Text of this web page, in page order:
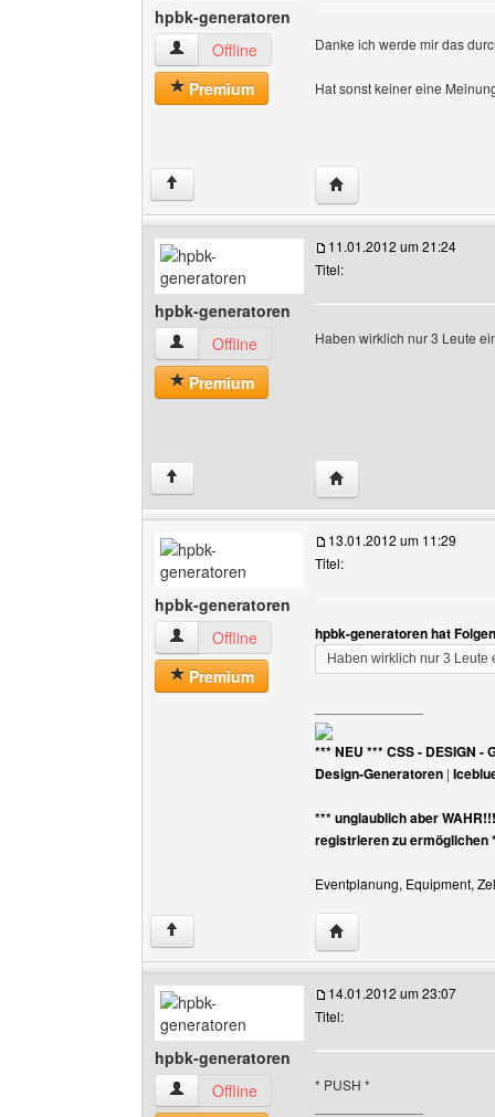
hpbk-generatoren
hpbk-generatoren Benutzer-Profile anzeigen
Offline
Premium
Danke ich werde mir das
Hat sonst keiner eine
↑ Website dieses
hpbk-generatoren
hpbk-generatoren Benutzer-Profile anzeigen
Offline
Premium
11.01.2012 um 21:24
Titel:
Haben wirklich nur 3 Leute
↑ Website dieses
hpbk-generatoren
hpbk-generatoren Benutzer-Profile anzeigen
Offline
Premium
13.01.2012 um 11:29
Titel:
hpbk-generatoren hat
Haben wirklich nur 3
*** NEU *** CSS - DESIGN -
Design-Generatoren |
*** unglaublich aber
registrieren zu ermöglichen
Eventplanung, Equipment,
↑ Website dieses
hpbk-generatoren
hpbk-generatoren Benutzer-Profile anzeigen
Offline
14.01.2012 um 23:07
Titel:
* PUSH *